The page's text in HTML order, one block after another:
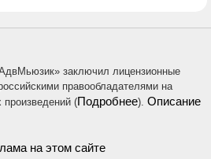
заключил лицензионные
правообладателями на
произведений (Подробнее). Описание
на этом сайте